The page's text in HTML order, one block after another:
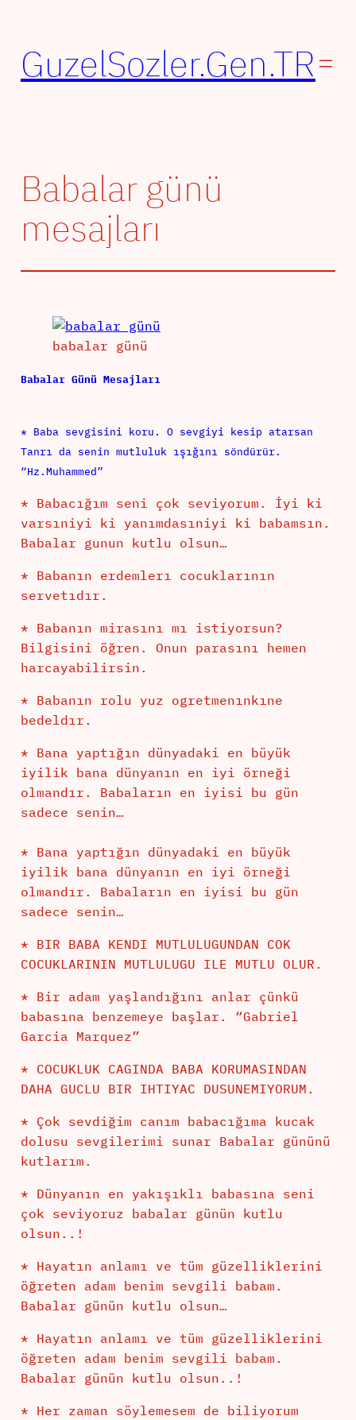
GuzelSozler.Gen.TR
Babalar günü
mesajları
babalar günü
Babalar Günü Mesajları
* Baba sevgisini koru. O sevgiyi kesip atarsan
Tanrı da senin mutluluk ışığını söndürür.
“Hz.Muhammed”
* Babacığım seni çok seviyorum. İyi ki
varsıniyi ki yanımdasıniyi ki babamsın.
Babalar gunun kutlu olsun…
* Babanın erdemlerı cocuklarının
servetıdır.
* Babanın mirasını mı istiyorsun?
Bilgisini öğren. Onun parasını hemen
harcayabilirsin.
* Babanın rolu yuz ogretmenınkıne
bedeldır.
* Bana yaptığın dünyadaki en büyük
iyilik bana dünyanın en iyi örneği
olmandır. Babaların en iyisi bu gün
sadece senin…
* Bana yaptığın dünyadaki en büyük
iyilik bana dünyanın en iyi örneği
olmandır. Babaların en iyisi bu gün
sadece senin…
* BIR BABA KENDI MUTLULUGUNDAN COK
COCUKLARININ MUTLULUGU ILE MUTLU OLUR.
* Bir adam yaşlandığını anlar çünkü
babasına benzemeye başlar. “Gabriel
Garcia Marquez”
* COCUKLUK CAGINDA BABA KORUMASINDAN
DAHA GUCLU BIR IHTIYAC DUSUNEMIYORUM.
* Çok sevdiğim canım babacığıma kucak
dolusu sevgilerimi sunar Babalar gününü
kutlarım.
* Dünyanın en yakışıklı babasına seni
çok seviyoruz babalar günün kutlu
olsun..!
* Hayatın anlamı ve tüm güzelliklerini
öğreten adam benim sevgili babam.
Babalar günün kutlu olsun…
* Hayatın anlamı ve tüm güzelliklerini
öğreten adam benim sevgili babam.
Babalar günün kutlu olsun..!
* Her zaman söylemesem de biliyorum